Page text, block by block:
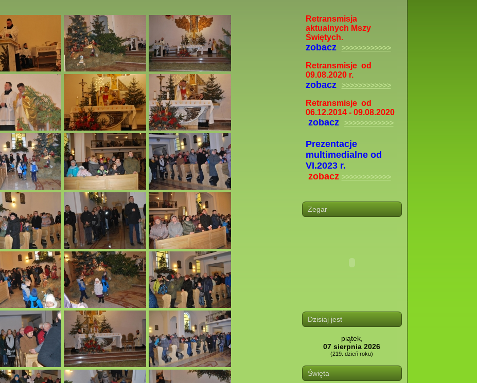
r.
r.
Festiwalu Muzyki Organowej i Kameralnej
w Krasnobrodzie. 20 .07.2016 r.
Łagiewniki.16-18.06.2016 r.
i ich bliskich do Kalwarii Pacławskiej i Przemyśla. 04.06.2016 r.
02.06.2016 r.
do Grabnika. 26.05.2016 r.
parafiny
Retransmisja
aktualnych Mszy
Świętych.
zobacz >>>>>>>>>>>>
Retransmisje od
09.08.2020 r.
zobacz >>>>>>>>>>>>
Retransmisje od
06.12.2014 - 09.08.2020
zobacz >>>>>>>>>>>>
Prezentacje
multimedialne od
VI.2023 r.
zobacz >>>>>>>>>>>>
Zegar
Dzisiaj jest
piątek,
07 sierpnia 2026
(219. dzień roku)
Święta